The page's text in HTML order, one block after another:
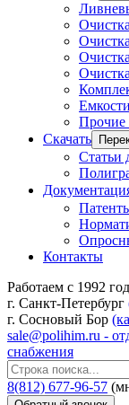
Прочие
Скачать
Статьи
Контакты
Работаем с 1992
г. Санкт-Петербург
г. Сосновый Бор
sale@polihim.ru -
снабжения
8(812) 677-96-57